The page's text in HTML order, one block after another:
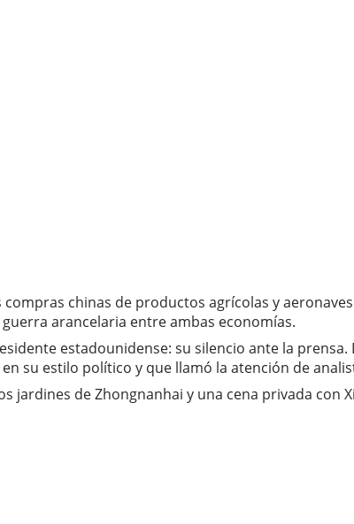
chinas de productos agrícolas y
arancelaria entre ambas economías.
estadounidense: su silencio ante la
su estilo político y que llamó la atención de
de Zhongnanhai y una cena privada con